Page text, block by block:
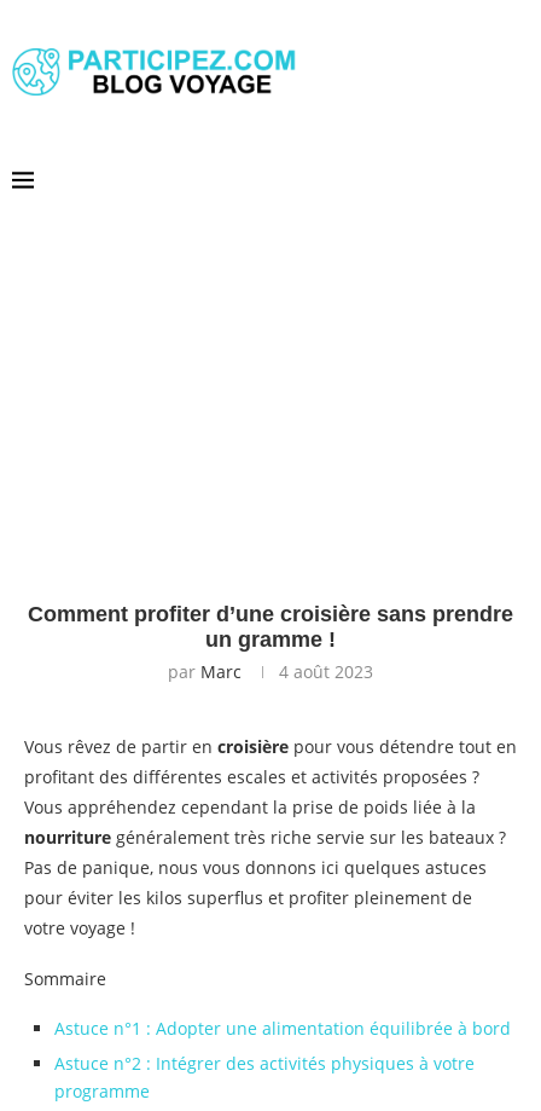
Comment profiter d’une croisière sans prendre
un gramme !
par Marc 4 août 2023
Vous rêvez de partir en croisière pour vous détendre tout en
profitant des différentes escales et activités proposées ?
Vous appréhendez cependant la prise de poids liée à la
nourriture généralement très riche servie sur les bateaux ?
Pas de panique, nous vous donnons ici quelques astuces
pour éviter les kilos superflus et profiter pleinement de
votre voyage !
Sommaire
Astuce n°1 : Adopter une alimentation équilibrée à bord
Astuce n°2 : Intégrer des activités physiques à votre
programme